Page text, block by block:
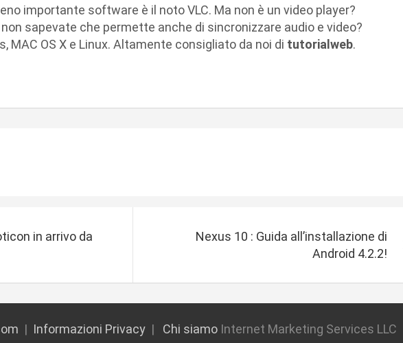
importante software è il noto VLC. Ma non è un video player?
sapevate che permette anche di sincronizzare audio e video?
MAC OS X e Linux. Altamente consigliato da noi di tutorialweb.
in arrivo da
Nexus 10 : Guida all’installazione di
Android 4.2.2!
Informazioni Privacy Chi siamo Internet Marketing Services LLC